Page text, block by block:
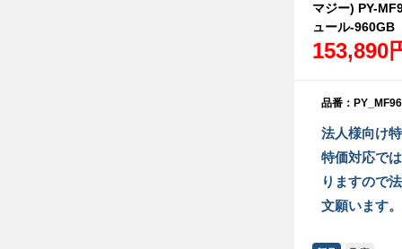
マジー) PY-
ュール-960GB
153,890
品番：
法人様向け
特価対応で
りますので
文願います。